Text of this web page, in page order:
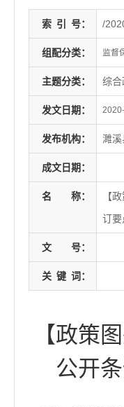
索 引 号： /
组配分类： 监督
主题分类： 综合
发文日期：
发布机构： 濉溪
成文日期：
名 称：
【
订要
文 号：
关 键 词：
【政策
公开